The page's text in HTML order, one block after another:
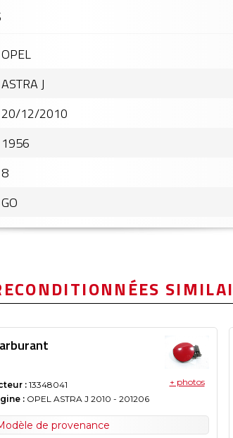
OPEL
ASTRA J
20/12/2010
1956
8
GO
: 13348041
: OPEL ASTRA J 2010 - 201206
+ photos
de provenance